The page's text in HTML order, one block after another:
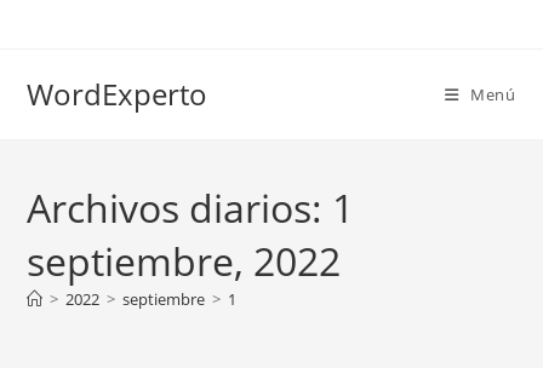
WordExperto Menú
Archivos diarios: 1
septiembre, 2022
> 2022 > septiembre > 1